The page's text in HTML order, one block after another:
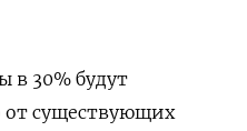
в 30% будут
от существующих